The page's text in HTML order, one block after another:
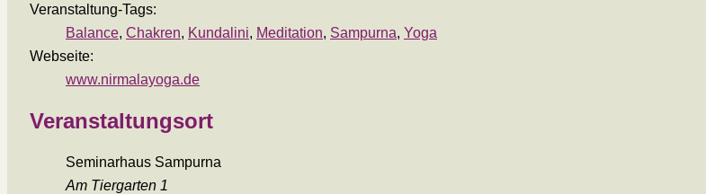
Veranstaltung-Tags:
Balance, Chakren, Kundalini, Meditation, Sampurna, Yoga
Webseite:
www.nirmalayoga.de
Veranstaltungsort
Seminarhaus Sampurna
Am Tiergarten 1